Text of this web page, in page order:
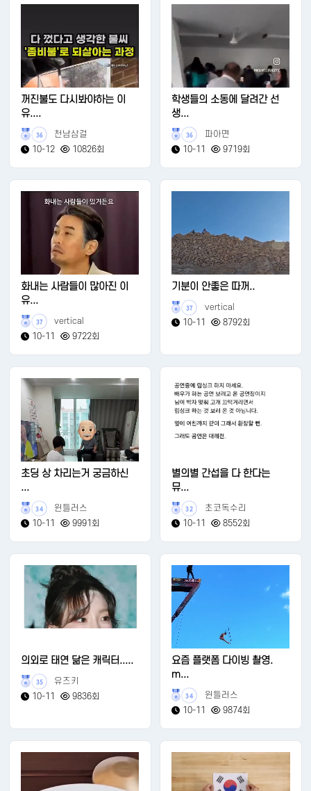
꺼진불도 다시봐야하는 이
유....
36
천남삼걸
10-12
10826회
학생들의 소동에 달려간 선
생...
36
파아면
10-11
9719회
화내는 사람들이 많아진 이
유...
37
vertical
10-11
9722회
기분이 안좋은 따꺼..
37
vertical
10-11
8792회
초딩 상 차리는거 궁금하신
...
34
윈들러스
10-11
9991회
별의별 간섭을 다 한다는
뮤...
32
초코독수리
10-11
8552회
의외로 태연 닮은 캐릭터.....
35
유즈키
10-11
9836회
요즘 플랫폼 다이빙 촬영.
m...
34
윈들러스
10-11
9874회